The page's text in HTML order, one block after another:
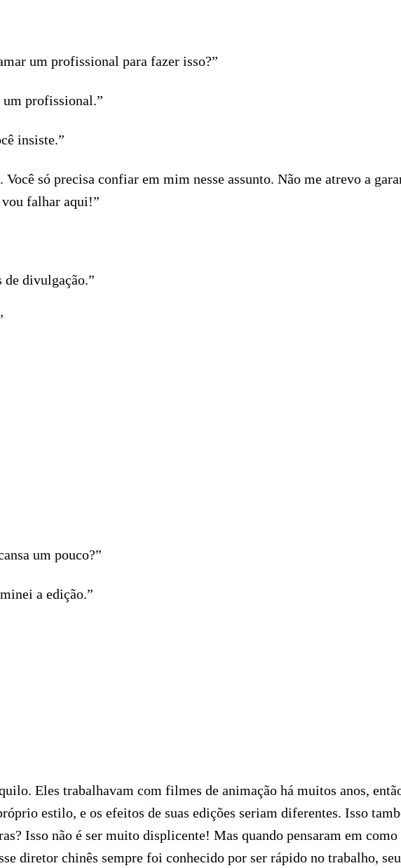
um profissional para fazer isso?”
um profissional.”
insiste.”
só precisa confiar em mim nesse assunto. Não me atrevo a
vou falhar aqui!”
de divulgação.”
um pouco?”
a edição.”
Eles trabalhavam com filmes de animação há muitos anos,
estilo, e os efeitos de suas edições seriam diferentes. Isso
Isso não é ser muito displicente! Mas quando pensaram em
diretor chinês sempre foi conhecido por ser rápido no trabalho,